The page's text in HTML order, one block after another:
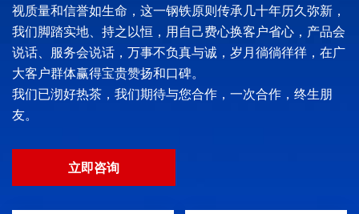
视质量和信誉如生命，这一钢铁原则传承几十年历久弥新，
我们脚踏实地、持之以恒，用自己费心换客户省心，产品会
说话、服务会说话，万事不负真与诚，岁月徜徜徉徉，在广
大客户群体赢得宝贵赞扬和口碑。
我们已沏好热茶，我们期待与您合作，一次合作，终生朋
友。
立即咨询